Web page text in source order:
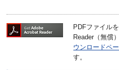
PDFファイル
Reader（無償
ウンロードペ
す。